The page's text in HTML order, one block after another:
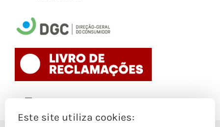
Navigation
Este site utiliza cookies: